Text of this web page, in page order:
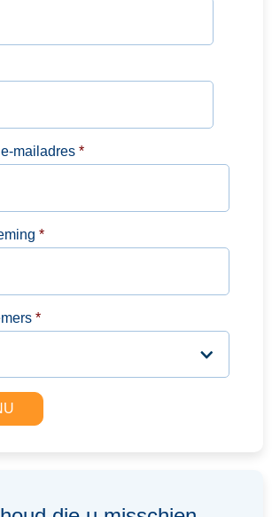
mailadres *
*
*